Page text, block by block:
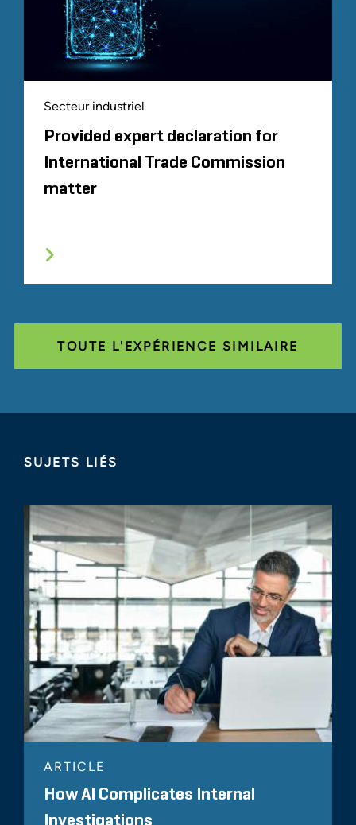
Secteur industriel
Provided expert declaration for
International Trade Commission
matter
TOUTE L'EXPÉRIENCE SIMILAIRE
SUJETS LIÉS
ARTICLE
How AI Complicates Internal
Investigations